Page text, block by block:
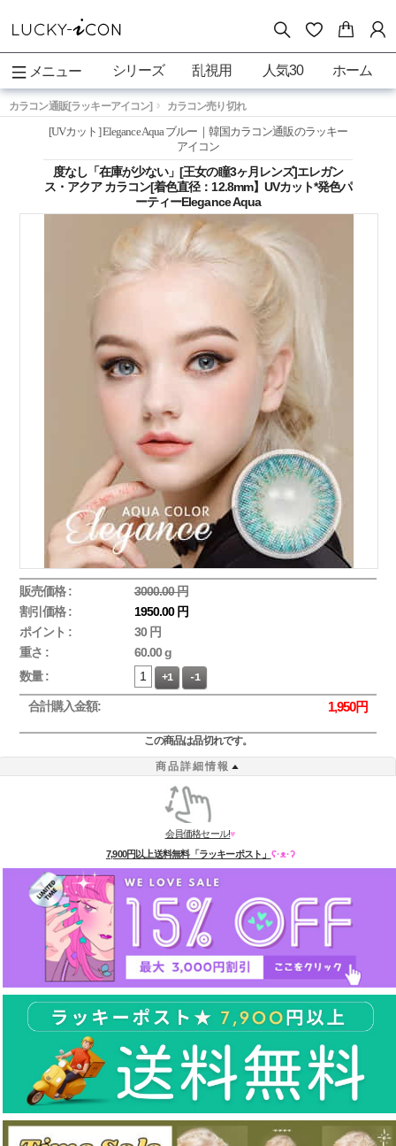
メニュー シリーズ 乱視用 人気30 ホーム
カラコン通販[ラッキーアイコン] カラコン売り切れ
[UVカット] Elegance Aqua ブルー｜韓国カラコン通販のラッキー
アイコン
度なし「在庫が少ない」[王女の瞳3ヶ月レンズ]エレガン
ス・アクア カラコン[着色直径：12.8mm】UVカット*発色パ
ーティーElegance Aqua
販売価格 :
3000.00 円
割引価格 :
1950.00 円
ポイント :
30 円
重さ :
60.00 g
数量 :
+1 -1
合計購入金額: 1,950円
この商品は品切れです。
商品詳細情報
会員価格セール!♥
7,900円以上送料無料「ラッキーポスト」 ʕ·ᴥ·ʔ